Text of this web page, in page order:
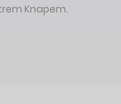
Knapem.